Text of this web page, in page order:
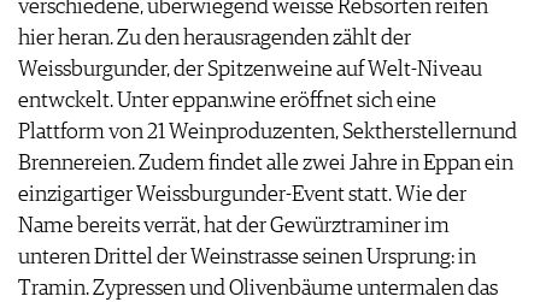
verschiedene, überwiegend weisse Rebsorten reifen
hier heran. Zu den herausragenden zählt der
Weissburgunder, der Spitzenweine auf Welt-Niveau
entwckelt. Unter eppan.wine eröffnet sich eine
Plattform von 21 Weinproduzenten, Sektherstellernund
Brennereien. Zudem findet alle zwei Jahre in Eppan ein
einzigartiger Weissburgunder-Event statt. Wie der
Name bereits verrät, hat der Gewürztraminer im
unteren Drittel der Weinstrasse seinen Ursprung: in
Tramin. Zypressen und Olivenbäume untermalen das